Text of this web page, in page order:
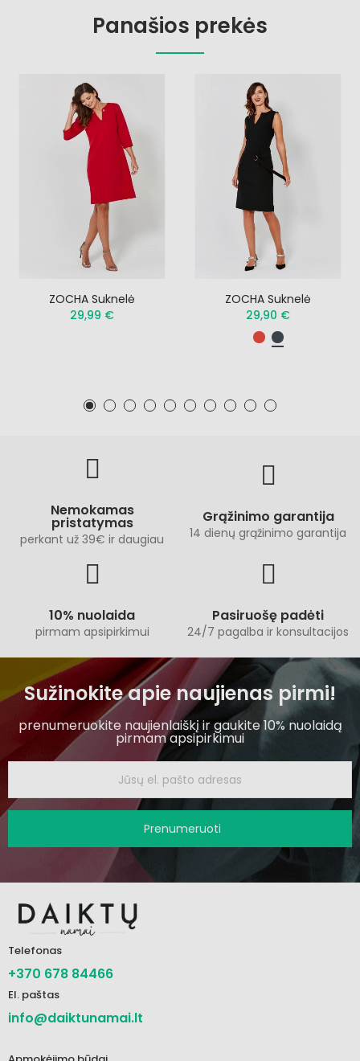
Panašios prekės
ZOCHA Suknelė
29,99 €
ZOCHA Suknelė
29,90 €
Nemokamas
pristatymas
perkant už 39€ ir daugiau
Grąžinimo garantija
14 dienų grąžinimo garantija
10% nuolaida
pirmam apsipirkimui
Pasiruošę padėti
24/7 pagalba ir konsultacijos
Sužinokite apie naujienas pirmi!
prenumeruokite naujienlaiškį ir gaukite 10% nuolaidą
pirmam apsipirkimui
Prenumeruoti
Telefonas
+370 678 84466
El. paštas
info@daiktunamai.lt